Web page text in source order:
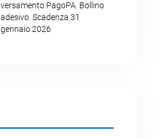
versamento PagoPA. Bollino
adesivo. Scadenza 31
gennaio 2026